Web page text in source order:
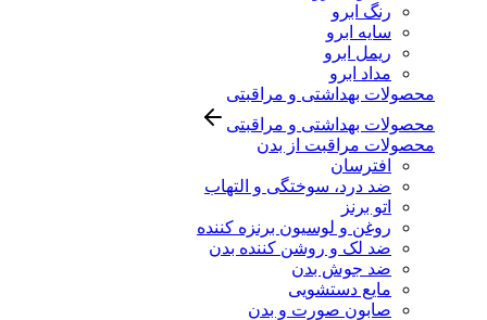
رنگ ابرو
سایه ابرو
ریمل ابرو
مداد ابرو
محصولات بهداشتی و مراقبتی
محصولات بهداشتی و مراقبتی
محصولات مراقبت از بدن
افترسان
ضد درد، سوختگی و التهاب
اتو برنز
روغن و لوسیون برنزه کننده
ضد لک و روشن کننده بدن
ضد جوش بدن
مایع دستشویی
صابون صورت و بدن